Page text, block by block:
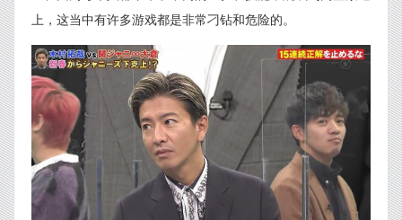
上，这当中有许多游戏都是非常刁钻和危险的。